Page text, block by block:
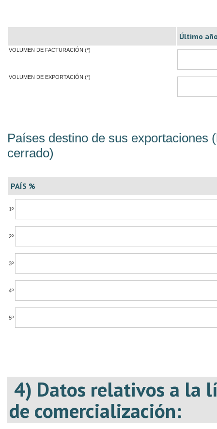
Último
VOLUMEN DE FACTURACIÓN (*)
VOLUMEN DE EXPORTACIÓN (*)
Países destino de sus exportaciones
cerrado)
PAÍS %
1º
2º
3º
4º
5º
4) Datos relativos a la
de comercialización: